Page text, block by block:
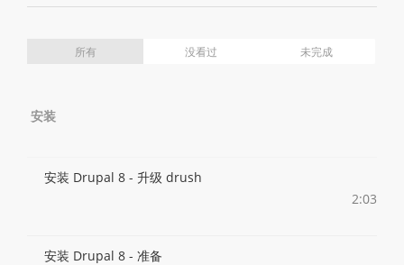
所有 没看过 未完成
安装
安装 Drupal 8 - 升级 drush
2:03
安装 Drupal 8 - 准备